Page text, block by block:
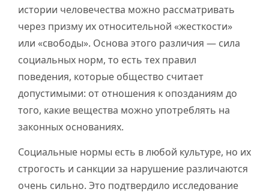
истории человечества можно рассматривать
через призму их относительной «жесткости»
или «свободы». Основа этого различия — сила
социальных норм, то есть тех правил
поведения, которые общество считает
допустимыми: от отношения к опозданиям до
того, какие вещества можно употреблять на
законных основаниях.
Социальные нормы есть в любой культуре, но их
строгость и санкции за нарушение различаются
очень сильно. Это подтвердило исследование